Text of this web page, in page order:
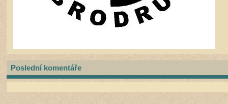
Poslední komentáře